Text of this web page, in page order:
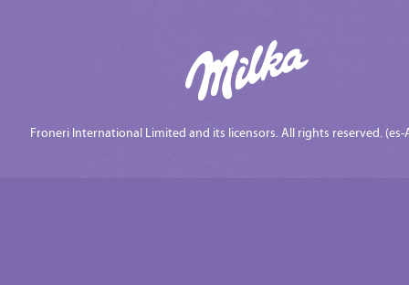
Froneri International Limited and its licensors. All rights reserved. (es-